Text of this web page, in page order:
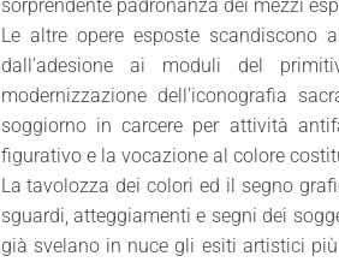
sorprendente padronanza dei mezzi
Le altre opere esposte scandiscono
dall’adesione ai moduli del
modernizzazione dell’iconografia
soggiorno in carcere per attività
figurativo e la vocazione al colore
La tavolozza dei colori ed il segno
sguardi, atteggiamenti e segni dei
già svelano in nuce gli esiti artistici